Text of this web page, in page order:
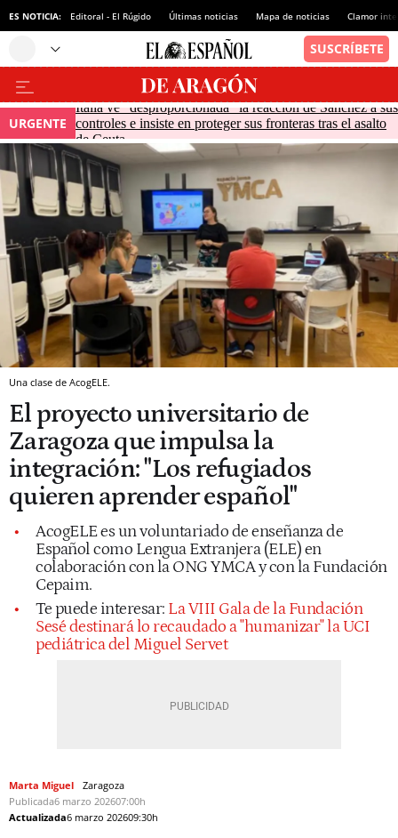
ES NOTICIA: Editoral - El Rúgido Últimas noticias Mapa de noticias Clamor
URGENTE
Italia ve "desproporcionada" la reacción de Sánchez a sus
controles e insiste en proteger sus fronteras tras el asalto
de Ceuta
Una clase de AcogELE.
El proyecto universitario de
Zaragoza que impulsa la
integración: "Los refugiados
quieren aprender español"
AcogELE es un voluntariado de enseñanza de
Español como Lengua Extranjera (ELE) en
colaboración con la ONG YMCA y con la Fundación
Cepaim.
Te puede interesar: La VIII Gala de la Fundación
Sesé destinará lo recaudado a "humanizar" la UCI
pediátrica del Miguel Servet
Marta Miguel
Zaragoza
Publicada6 marzo 202607:00h
Actualizada6 marzo 202609:30h